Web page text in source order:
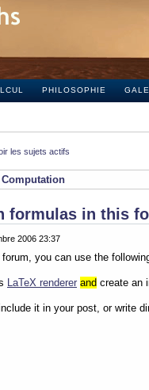
PHILOSOPHIE
les sujets actifs
Computation
formulas in this
2006 23:37
you can use the
LaTeX renderer and create an
it in your post, or write